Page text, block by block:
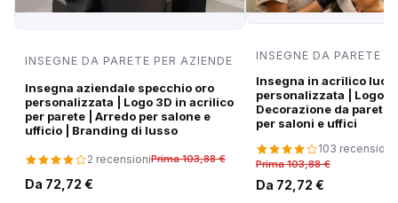
INSEGNE DA PARETE PER AZIENDE
Insegna aziendale specchio oro
personalizzata | Logo 3D in acrilico
per parete | Arredo per salone e
ufficio | Branding di lusso
2 recensioniPrima 103,88 €
Da 72,72 €
INSEGNE DA PARETE
Insegna in acrilico
personalizzata | Logo
Decorazione da parete
per saloni e uffici
103 recensioni
Prima 103,88 €
Da 72,72 €